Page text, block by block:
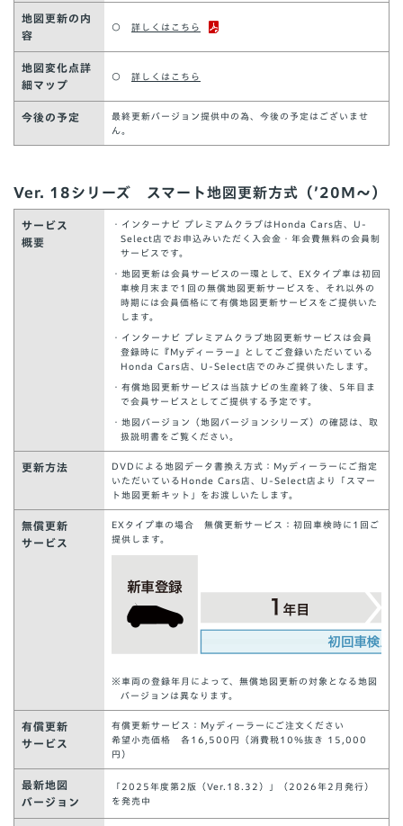
地図更新の内
容
○ 詳しくはこちら
地図変化点詳
細マップ
○ 詳しくはこちら
今後の予定
最終更新バージョン提供中の為、今後の予定はございませ
ん。
Ver. 18シリーズ スマート地図更新方式（’20M～）
サービス
概要
・インターナビ プレミアムクラブはHonda Cars店、U-
Select店でお申込みいただく入会金・年会費無料の会員制
サービスです。
・地図更新は会員サービスの一環として、EXタイプ車は初回
車検月末まで1回の無償地図更新サービスを、それ以外の
時期には会員価格にて有償地図更新サービスをご提供いた
します。
・インターナビ プレミアムクラブ地図更新サービスは会員
登録時に『Myディーラー』としてご登録いただいている
Honda Cars店、U-Select店でのみご提供いたします。
・有償地図更新サービスは当該ナビの生産終了後、5年目ま
で会員サービスとしてご提供する予定です。
・地図バージョン（地図バージョンシリーズ）の確認は、取
扱説明書をご覧ください。
更新方法
DVDによる地図データ書換え方式：Myディーラーにご指定
いただいているHonde Cars店、U-Select店より「スマー
ト地図更新キット」をお渡しいたします。
無償更新
サービス
EXタイプ車の場合 無償更新サービス：初回車検時に1回ご
提供します。
※車両の登録年月によって、無償地図更新の対象となる地図
バージョンは異なります。
有償更新
サービス
有償更新サービス：Myディーラーにご注文ください
希望小売価格 各16,500円（消費税10％抜き 15,000
円）
最新地図
バージョン
「2025年度第2版（Ver.18.32）」（2026年2月発行）
を発売中